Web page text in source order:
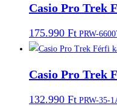
Casio Pro Trek
175.990 Ft PRW-
Casio Pro Trek
132.990 Ft PRW-35-